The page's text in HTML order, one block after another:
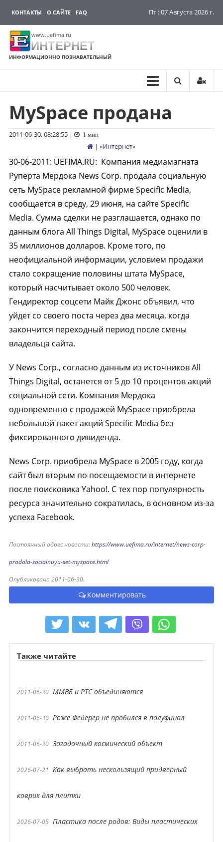
КОНТАКТЫ О САЙТЕ FAQ Пт : 07 Августа 2026 г.
www.uefima.ru
ИНТЕРНЕТ
ИНФОРМАЦИОННО ПОЗНАВАТЕЛЬНЫЙ
Перейти
содержимому
MySpace продана
2011-06-30, 08:28:55| 1 мин
| «Интернет»
30-06-2011: UEFIMA.RU: Компания медиамагната
Руперта Мердока News Corp. продала социальную
сеть MySpace рекламной фирме Specific Media,
сообщается в среду, 29 июня, на сайте Specific
Media. Сумма сделки не разглашается, однако по
данным блога All Things Digital, MySpace оценили в
35 миллионов долларов. Кроме того, по
неофициальной информации, условием продажи
стало сокращение половины штата MySpace,
который насчитывает около 500 человек.
Гендиректор соцсети Майк Джонс объявил, что
уйдет со своего поста через два месяца, когда
закончится переходный период после смены
владельца сайта.
У News Corp., согласно данным из источников All
Things Digital, останется от 5 до 10 процентов акций
социальной сети. Компания Мердока
одновременно с продажей MySpace приобрела
небольшой пакет акций Specific Media без
фиксированного дивиденда.
News Corp. приобрела MySpace в 2005 году, когда
сайт был вторым по посещаемости в интернете
после поисковика Yahoo!. С тех пор популярность
ресурса значительно сократилась, в основном из-за
успеха Facebook.
Постоянный адрес новости:https://www.uefima.ru/internet/news-corp-
prodala-socialnuyu-set-myspace.html
Опубликовано 2011-06-30.
Комментировать
Также читайте
2011-06-30 ММВБ и РТС объединяются
2011-06-30 Роже Федерер не пробился в полуфинал
2011-06-30 Загадочный космический объект
2026-07-21 Как выбрать нескользящий придверный
коврик для плитки
2026-07-05 Пластика после родов: Виды пластических